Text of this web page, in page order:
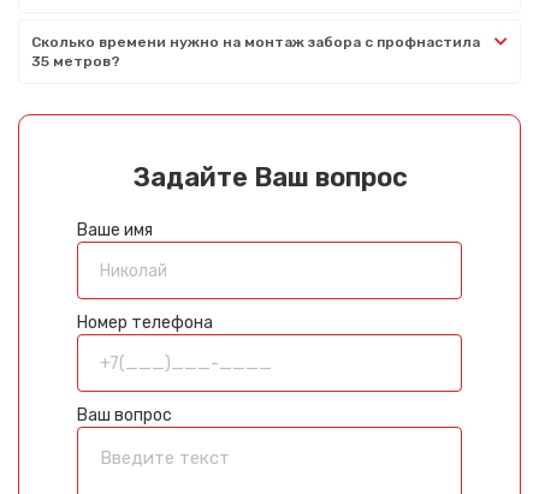
Сколько времени нужно на монтаж забора с профнастила
35 метров?
Задайте Ваш вопрос
Ваше имя
Номер телефона
Ваш вопрос